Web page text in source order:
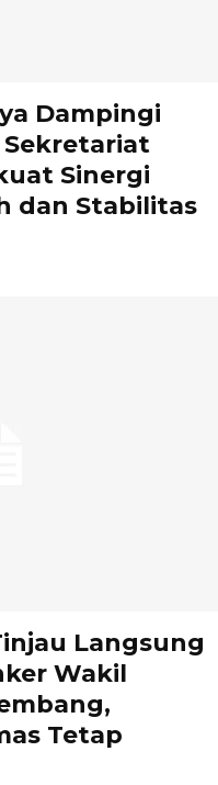
Dampingi
Sekretariat
Sinergi
dan Stabilitas
Langsung
Wakil
Tetap